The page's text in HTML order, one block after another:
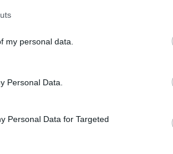
my personal data.
Personal Data.
Personal Data for Targeted
Il régit des aspects
professionnelle et la
basé sur le nombre de
travailleur. Cet aspect est
mensuel et la stabilité
dans ce contrat et quelles